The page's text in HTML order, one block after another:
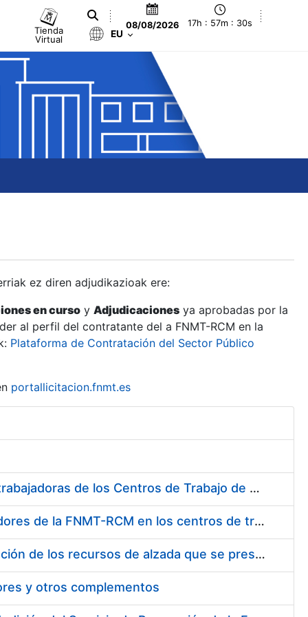
Tienda
Virtual
08/08/2026 17h : 57m : 31s
EU
ez diren adjudikazioak ere:
en curso y Adjudicaciones ya aprobadas por la
al perfil del contratante del a FNMT-RCM en la
Plataforma de Contratación del Sector Público
portallicitacion.fnmt.es
Suministro de Protectores Auditivos a medida para las personas trabajadoras de los Centros de Trabajo de Madrid y Burgos
Suministro de gafas graduadas antiproyecciones para los trabajadores de la FNMT-RCM en los centros de trabajo de Madrid y Burgos
Servicios de una empresa externa para el asesoramiento y resolución de los recursos de alzada que se presentan relacionados con procesos de selección para la FNMT-RCM
y otros complementos